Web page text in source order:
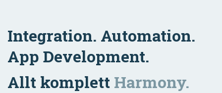
Integration. Automation.
App Development.
Allt komplett Harmony.